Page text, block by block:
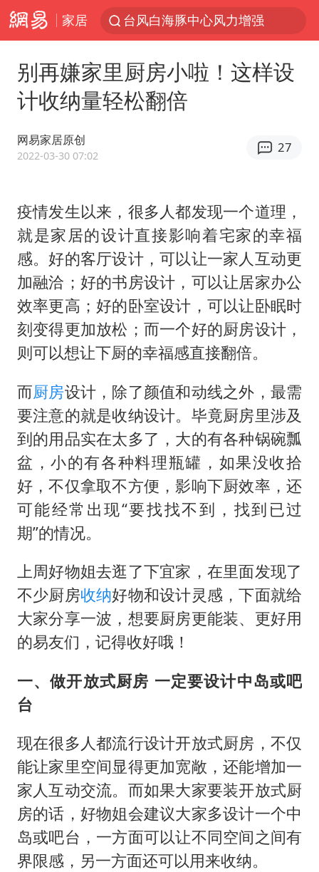
家居
台风白海豚中心风力增强
百花奖开幕式
四川宜宾高县4.9级地震致1死
“新疆阿勒泰八月能滑雪”不实
我国外贸延续良好增长态势
陈幸同晋级WTT横滨冠军赛8强
国防部：中国军队坚决反制任何闹海挑衅图谋
宇树科技中一签需缴款7.54万元
“今天得有40℃了吧 为啥还不预警”
夯实基础开新局
别再嫌家里厨房小啦！这样设
计收纳量轻松翻倍
网易家居原创
2022-03-30 07:02
27
疫情发生以来，很多人都发现一个道理，
就是家居的设计直接影响着宅家的幸福
感。好的客厅设计，可以让一家人互动更
加融洽；好的书房设计，可以让居家办公
效率更高；好的卧室设计，可以让卧眠时
刻变得更加放松；而一个好的厨房设计，
则可以想让下厨的幸福感直接翻倍。
而厨房设计，除了颜值和动线之外，最需
要注意的就是收纳设计。毕竟厨房里涉及
到的用品实在太多了，大的有各种锅碗瓢
盆，小的有各种料理瓶罐，如果没收拾
好，不仅拿取不方便，影响下厨效率，还
可能经常出现“要找找不到，找到已过
期”的情况。
上周好物姐去逛了下宜家，在里面发现了
不少厨房收纳好物和设计灵感，下面就给
大家分享一波，想要厨房更能装、更好用
的易友们，记得收好哦！
一、做开放式厨房 一定要设计中岛或吧
台
现在很多人都流行设计开放式厨房，不仅
能让家里空间显得更加宽敞，还能增加一
家人互动交流。而如果大家要装开放式厨
房的话，好物姐会建议大家多设计一个中
岛或吧台，一方面可以让不同空间之间有
界限感，另一方面还可以用来收纳。